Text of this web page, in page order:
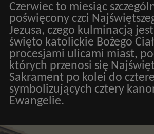
Czerwiec to miesiąc
poświęcony czci
Jezusa, czego kulminacją
święto katolickie Bożego
procesjami ulicami miast,
których przenosi się
Sakrament po kolei do
symbolizujących cztery
Ewangelie.